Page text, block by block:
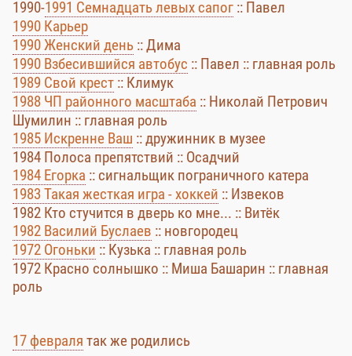
1990-1991 Семнадцать левых сапог :: Павел
1990 Карьер
1990 Женский день :: Дима
1990 Взбесившийся автобус :: Павел :: главная роль
1989 Свой крест :: Климук
1988 ЧП районного масштаба :: Николай Петрович
Шумилин :: главная роль
1985 Искренне Ваш :: дружинник в музее
1984 Полоса препятствий :: Осадчий
1984 Егорка :: сигнальщик пограничного катера
1983 Такая жесткая игра - хоккей :: Извеков
1982 Кто стучится в дверь ко мне... :: Витёк
1982 Василий Буслаев :: новгородец
1972 Огоньки :: Кузька :: главная роль
1972 Красно солнышко :: Миша Башарин :: главная
роль
17 февраля так же родились